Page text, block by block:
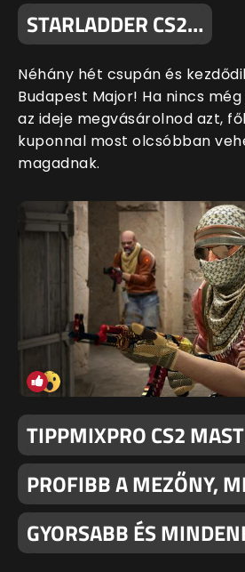
STARLADDER CS2…
Néhány hét csupán és
Budapest Major! Ha nincs
az ideje megvásárolnod azt,
kuponnal most olcsóbban
magadnak.
TIPPMIXPRO CS2
PROFIBB A MEZŐNY,
GYORSABB ÉS